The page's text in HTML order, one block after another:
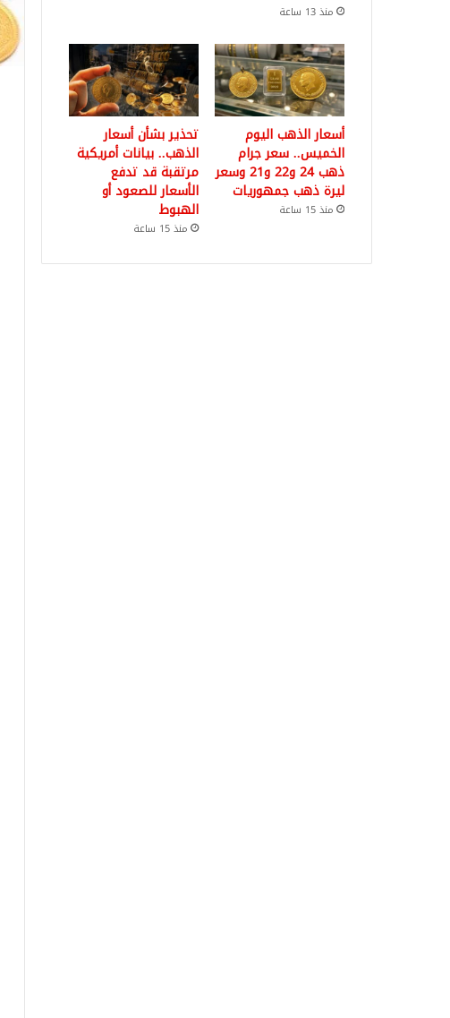
منذ 13 ساعة
أسعار الذهب اليوم
الخميس.. سعر جرام
ذهب 24 و22 و21 وسعر
ليرة ذهب جمهوريات
منذ 15 ساعة
تحذير بشأن أسعار
الذهب.. بيانات أمريكية
مرتقبة قد تدفع
الأسعار للصعود أو
الهبوط
منذ 15 ساعة